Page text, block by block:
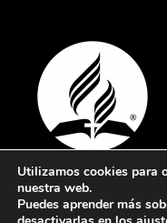
© 2026 Revista
reservados.
Utilizamos cookies para
nuestra web.
Puedes aprender más